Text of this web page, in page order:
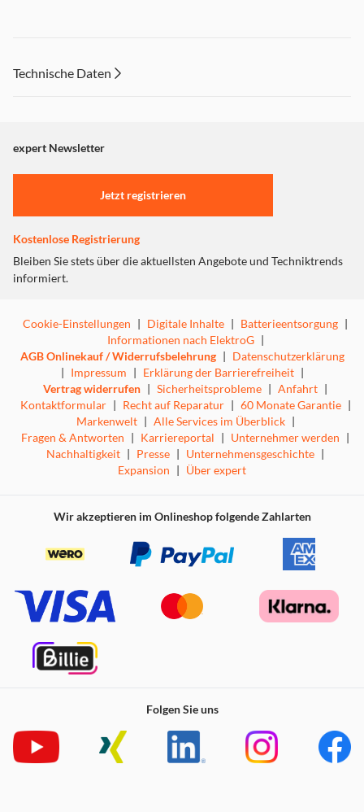
Technische Daten
expert Newsletter
Jetzt registrieren
Kostenlose Registrierung
Bleiben Sie stets über die aktuellsten Angebote und Techniktrends
informiert.
Cookie-Einstellungen | Digitale Inhalte | Batterieentsorgung |
Informationen nach ElektroG |
AGB Onlinekauf / Widerrufsbelehrung | Datenschutzerklärung
| Impressum | Erklärung der Barrierefreiheit |
Vertrag widerrufen | Sicherheitsprobleme | Anfahrt |
Kontaktformular | Recht auf Reparatur | 60 Monate Garantie |
Markenwelt | Alle Services im Überblick |
Fragen & Antworten | Karriereportal | Unternehmer werden |
Nachhaltigkeit | Presse | Unternehmensgeschichte |
Expansion | Über expert
Wir akzeptieren im Onlineshop folgende Zahlarten
Folgen Sie uns